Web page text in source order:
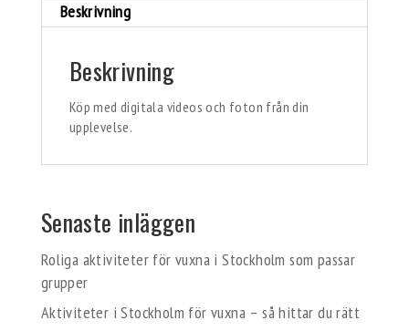
Beskrivning
Beskrivning
Köp med digitala videos och foton från din
upplevelse.
Senaste inläggen
Roliga aktiviteter för vuxna i Stockholm som passar
grupper
Aktiviteter i Stockholm för vuxna – så hittar du rätt